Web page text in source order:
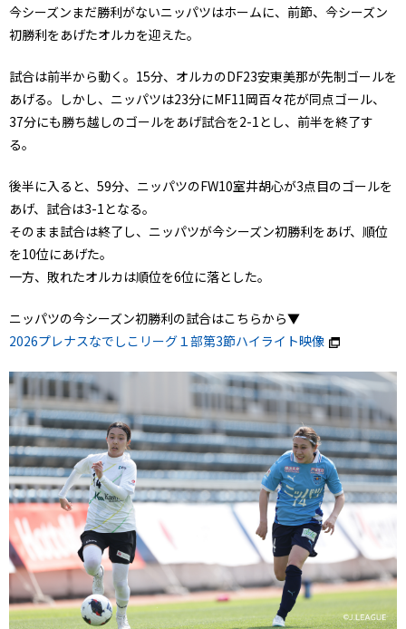
今シーズンまだ勝利がないニッパツはホームに、前節、今シーズン
初勝利をあげたオルカを迎えた。
試合は前半から動く。15分、オルカのDF23安東美那が先制ゴールを
あげる。しかし、ニッパツは23分にMF11岡百々花が同点ゴール、
37分にも勝ち越しのゴールをあげ試合を2-1とし、前半を終了す
る。
後半に入ると、59分、ニッパツのFW10室井胡心が3点目のゴールを
あげ、試合は3-1となる。
そのまま試合は終了し、ニッパツが今シーズン初勝利をあげ、順位
を10位にあげた。
一方、敗れたオルカは順位を6位に落とした。
ニッパツの今シーズン初勝利の試合はこちらから▼
2026プレナスなでしこリーグ１部第3節ハイライト映像